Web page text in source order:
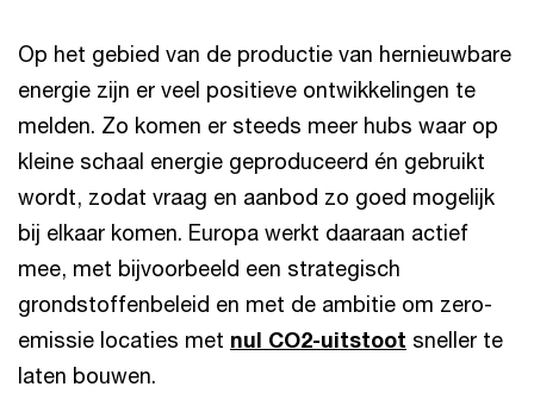
Op het gebied van de productie van hernieuwbare
energie zijn er veel positieve ontwikkelingen te
melden. Zo komen er steeds meer hubs waar op
kleine schaal energie geproduceerd én gebruikt
wordt, zodat vraag en aanbod zo goed mogelijk
bij elkaar komen. Europa werkt daaraan actief
mee, met bijvoorbeeld een strategisch
grondstoffenbeleid en met de ambitie om zero-
emissie locaties met nul CO2-uitstoot sneller te
laten bouwen.